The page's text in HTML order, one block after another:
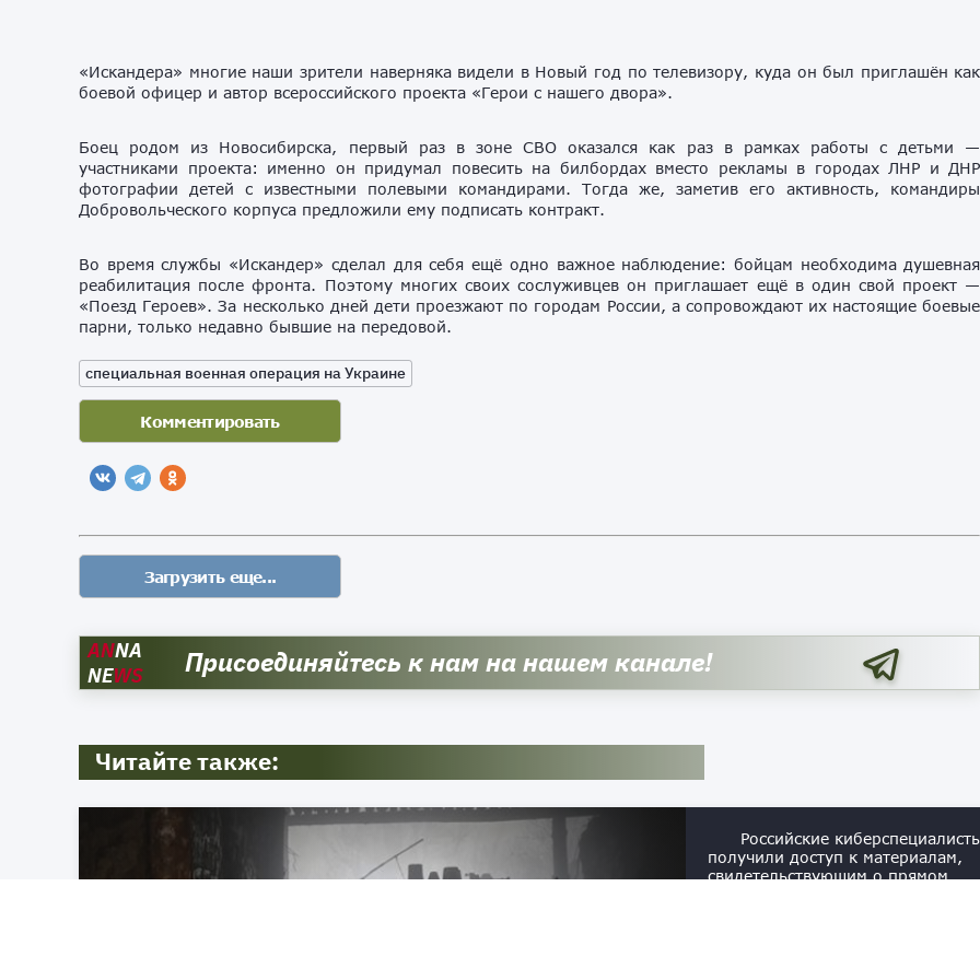
«Искандера» многие наши зрители наверняка видели в Новый год по телевизору, куда он был приглашён как
боевой офицер и автор всероссийского проекта «Герои с нашего двора».
Боец родом из Новосибирска, первый раз в зоне СВО оказался как раз в рамках работы с детьми —
участниками проекта: именно он придумал повесить на билбордах вместо рекламы в городах ЛНР и ДНР
фотографии детей с известными полевыми командирами. Тогда же, заметив его активность, командиры
Добровольческого корпуса предложили ему подписать контракт.
Во время службы «Искандер» сделал для себя ещё одно важное наблюдение: бойцам необходима душевная
реабилитация после фронта. Поэтому многих своих сослуживцев он приглашает ещё в один свой проект —
«Поезд Героев». За несколько дней дети проезжают по городам России, а сопровождают их настоящие боевые
парни, только недавно бывшие на передовой.
специальная военная операция на Украине
ANNA
NEWS Присоединяйтесь к нам на нашем канале!
Читайте также:
Российские
получили доступ к материалам,
свидетельствующим о прямом